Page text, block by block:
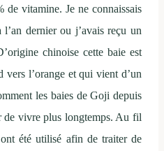
vitamine. Je ne connaissais
l’an dernier ou j’avais reçu un
chinoise cette baie est
l’orange et qui vient d’un
les baies de Goji depuis
de vivre plus longtemps. Au fil
été utilisé afin de traiter de